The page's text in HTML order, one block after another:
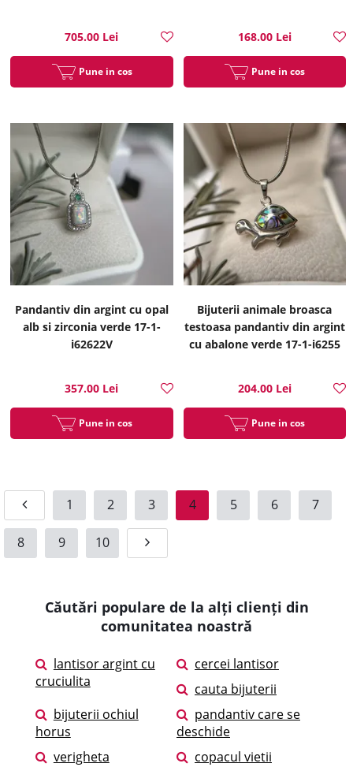
705.00 Lei
Pune in cos
168.00 Lei
Pune in cos
Pandantiv din argint cu opal
alb si zirconia verde 17-1-
i62622V
357.00 Lei
Pune in cos
Bijuterii animale broasca
testoasa pandantiv din argint
cu abalone verde 17-1-i6255
204.00 Lei
Pune in cos
1 2 3 4 5 6 7
8 9 10
Căutări populare de la alți clienți din
comunitatea noastră
lantisor argint cu
cruciulita
cercei lantisor
cauta bijuterii
bijuterii ochiul
horus
pandantiv care se
deschide
verigheta
copacul vietii